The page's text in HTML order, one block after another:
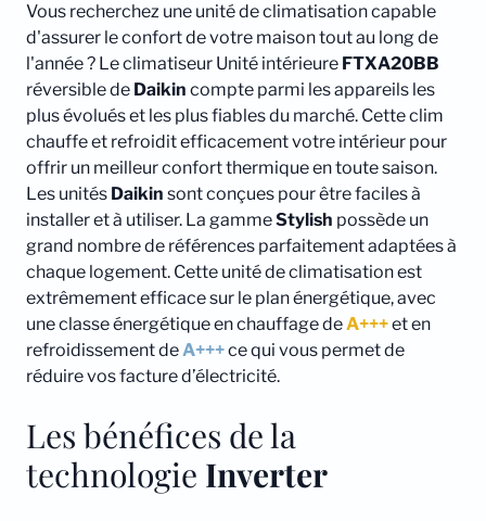
Vous recherchez une unité de climatisation capable
d'assurer le confort de votre maison tout au long de
l'année ? Le climatiseur Unité intérieure FTXA20BB
réversible de Daikin compte parmi les appareils les
plus évolués et les plus fiables du marché. Cette clim
chauffe et refroidit efficacement votre intérieur pour
offrir un meilleur confort thermique en toute saison.
Les unités Daikin sont conçues pour être faciles à
installer et à utiliser. La gammeStylish possède un
grand nombre de références parfaitement adaptées à
chaque logement. Cette unité de climatisation est
extrêmement efficace sur le plan énergétique, avec
une classe énergétique en chauffage deA+++et en
refroidissement deA+++ce qui vous permet de
réduire vos facture d’électricité.
Les bénéfices de la
technologie Inverter